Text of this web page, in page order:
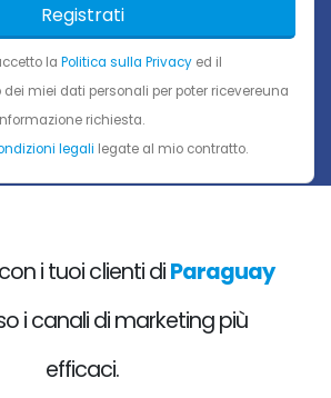
Registrati
la Politica sulla Privacy ed il
miei dati personali per poter ricevereuna
richiesta.
legali legate al mio contratto.
i tuoi clienti diParaguay
i canali di marketing più
efficaci.